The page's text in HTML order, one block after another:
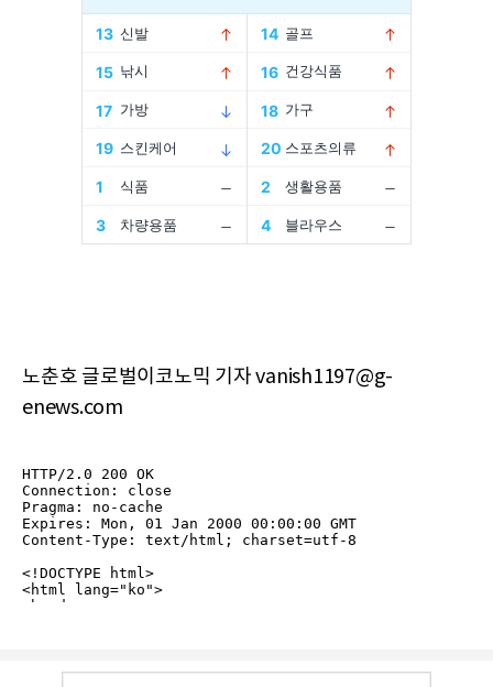
노춘호 글로벌이코노믹 기자 vanish1197@g-
enews.com